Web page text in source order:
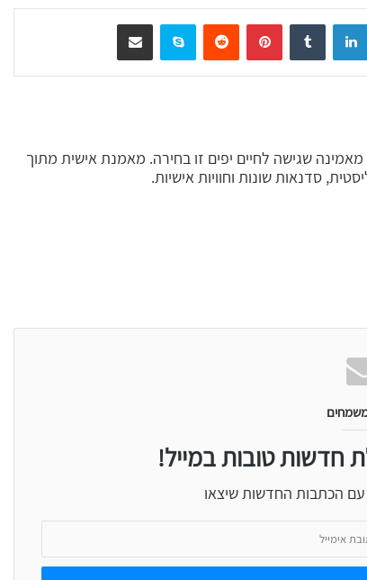
LinkedIn
Tumblr
Pinterest
Reddit
Skypeשיתוף דרך המייל
שגישה לחיים יפים זו בחירה. מאמנת אישית מתוך
משמחים
חדשות טובות במייל!
עם הכתבות החדשות שיצאו